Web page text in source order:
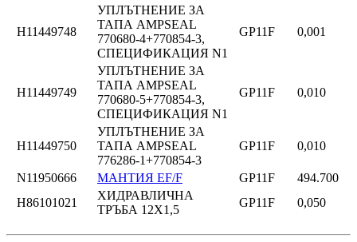
Н11449748
УПЛЪТНЕНИЕ ЗА
ТАПА AMPSEAL
770680-4+770854-3,
СПЕЦИФИКАЦИЯ N1
GP11F 0,001
Н11449749
УПЛЪТНЕНИЕ ЗА
ТАПА AMPSEAL
770680-5+770854-3,
СПЕЦИФИКАЦИЯ N1
GP11F 0,010
Н11449750
УПЛЪТНЕНИЕ ЗА
ТАПА AMPSEAL
776286-1+770854-3
GP11F 0,010
N11950666 МАНТИЯ EF/F GP11F
494.700
Н86101021
ХИДРАВЛИЧНА
ТРЪБА 12X1,5
GP11F 0,050